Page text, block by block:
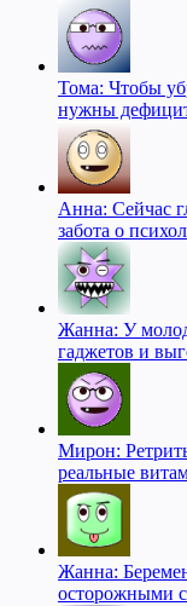
Тома: Чтобы
нужны
Анна: Сейчас
забота о
Жанна: У
гаджетов и
Мирон:
реальные
Жанна:
осторожными